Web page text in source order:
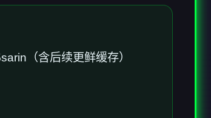
（含后续更鲜缓存）